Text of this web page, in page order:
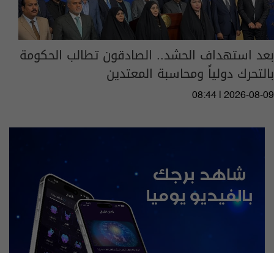
بعد استهداف الحشد.. الصادقون تطالب الحكومة
بالتحرك دولياً ومحاسبة المعتدين
08:44 | 2026-08-09